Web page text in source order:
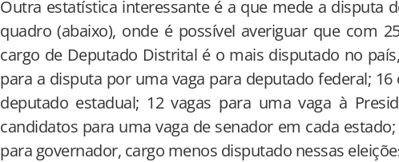
Outra estatística interessante é a que mede a disputa
quadro (abaixo), onde é possível averiguar que com
cargo de Deputado Distrital é o mais disputado no
para a disputa por uma vaga para deputado federal;
deputado estadual; 12 vagas para uma vaga à
candidatos para uma vaga de senador em cada
para governador, cargo menos disputado nessas